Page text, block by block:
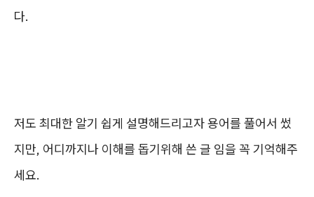
다.
저도 최대한 알기 쉽게 설명해드리고자 용어를 풀어서 썼
지만, 어디까지나 이해를 돕기위해 쓴 글 임을 꼭 기억해주
세요.